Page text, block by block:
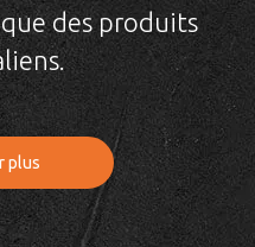
des produits
plus